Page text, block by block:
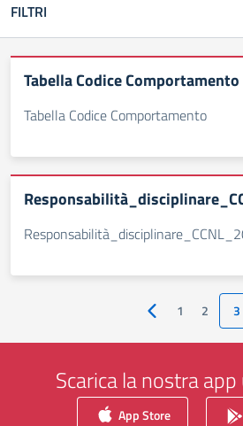
FILTRI
Tabella Codice Comportamento
Tabella Codice Comportamento
Pagina precedente
1 2 3
Scarica la nostra
App Store